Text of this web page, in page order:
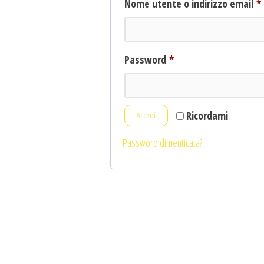
Nome utente o indirizzo email *
Password *Richiesto
Ricordami
Accedi
Password dimenticata?